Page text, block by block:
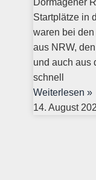
Dormagener
Startplätze in
waren bei
aus NRW,
und auch aus
schnell
Weiterlesen »
14. August